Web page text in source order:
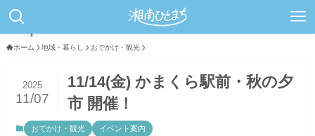
ホーム 地域・暮らし おでかけ・観光
11/14(金) かまくら駅前・秋の夕
市 開催！
2025
11/07
おでかけ・観光
イベント案内